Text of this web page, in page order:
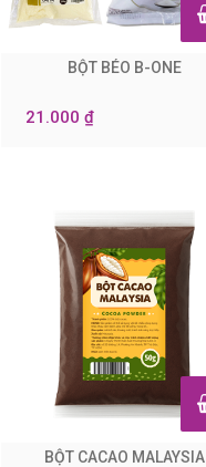
BỘT BÉO B-ONE
21.000 ₫
BỘT CACAO MALAYSIA